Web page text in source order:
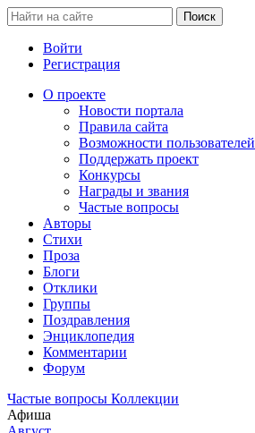
Войти
Регистрация
О проекте
Новости портала
Правила сайта
Возможности пользователей
Поддержать проект
Конкурсы
Награды и звания
Частые вопросы
Авторы
Стихи
Проза
Блоги
Отклики
Группы
Поздравления
Энциклопедия
Комментарии
Форум
Частые вопросы Коллекции
Афиша